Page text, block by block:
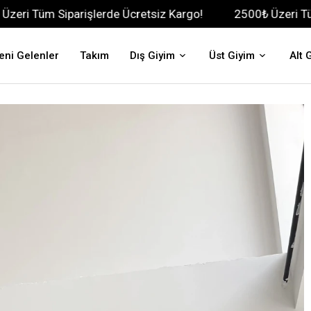
Ücretsiz Kargo! 2500₺ Üzeri Tüm
Gelenler Takım Dış Giyim Üst Giyim Alt